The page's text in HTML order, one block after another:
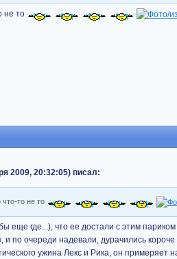
не то
2009, 20:32:05) писал:
то не то
еще где...), что ее достали с этим париком
по очереди надевали, дурачились короче
ужина Лекс и Рика, он примеряет